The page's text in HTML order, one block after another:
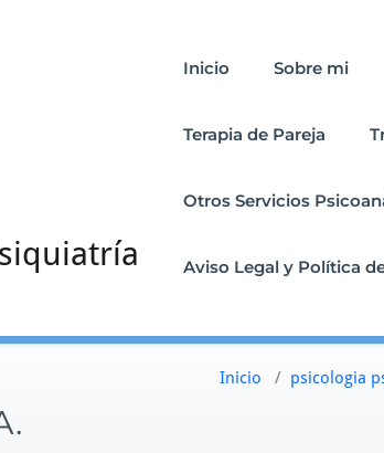
Inicio Sobre mi
Terapia de Pareja
Otros Servicios
Aviso Legal y Política
Inicio / psicologia